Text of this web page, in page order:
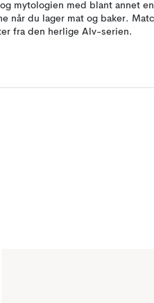
mytologien med blant annet en
når du lager mat og baker.
fra den herlige Alv-serien.